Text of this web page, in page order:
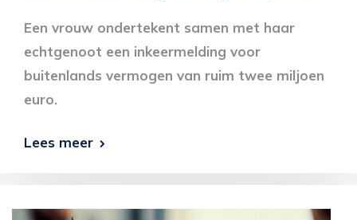
Een vrouw ondertekent samen met haar
echtgenoot een inkeermelding voor
buitenlands vermogen van ruim twee miljoen
euro.
Lees meer